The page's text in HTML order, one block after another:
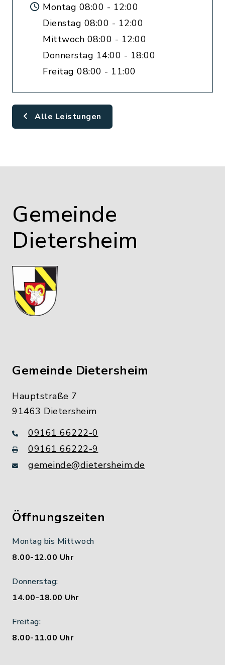
Montag 08:00 - 12:00
Dienstag 08:00 - 12:00
Mittwoch 08:00 - 12:00
Donnerstag 14:00 - 18:00
Freitag 08:00 - 11:00
Alle Leistungen
Gemeinde
Dietersheim
Gemeinde Dietersheim
Hauptstraße 7
91463 Dietersheim
09161 66222-0
09161 66222-9
gemeinde@dietersheim.de
Öffnungszeiten
Montag bis Mittwoch
8.00-12.00 Uhr
Donnerstag:
14.00-18.00 Uhr
Freitag:
8.00-11.00 Uhr